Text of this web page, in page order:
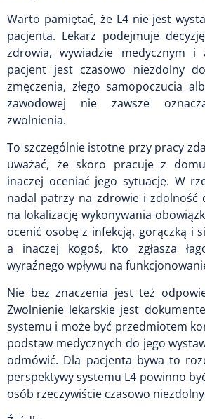
Warto pamiętać, że L4 nie jest
pacjenta. Lekarz podejmuje
zdrowia, wywiadzie medycznym i
pacjent jest czasowo niezdolny
zmęczenia, złego samopoczucia
zawodowej nie zawsze
zwolnienia.
To szczególnie istotne przy pracy
uważać, że skoro pracuje z
inaczej oceniać jego sytuację. W
nadal patrzy na zdrowie i zdolność
na lokalizację wykonywania
ocenić osobę z infekcją, gorączką i
a inaczej kogoś, kto zgłasza
wyraźnego wpływu na
Nie bez znaczenia jest też
Zwolnienie lekarskie jest
systemu i może być przedmiotem
podstaw medycznych do jego
odmówić. Dla pacjenta bywa to
perspektywy systemu L4 powinno
osób rzeczywiście czasowo